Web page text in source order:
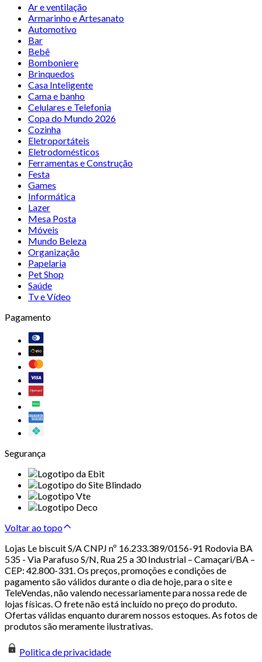
Ar e ventilação
Armarinho e Artesanato
Automotivo
Bar
Bebê
Bomboniere
Brinquedos
Casa Inteligente
Cama e banho
Celulares e Telefonia
Copa do Mundo 2026
Cozinha
Eletroportáteis
Eletrodomésticos
Ferramentas e Construção
Festa
Games
Informática
Lazer
Mesa Posta
Móveis
Mundo Beleza
Organização
Papelaria
Pet Shop
Saúde
Tv e Vídeo
Pagamento
Segurança
Voltar ao topo
Lojas Le biscuit S/A CNPJ nº 16.233.389/0156-91 Rodovia BA
535 - Via Parafuso S/N, Rua 25 a 30 Industrial – Camaçari/BA –
CEP: 42.800-331. Os preços, promoções e condições de
pagamento são válidos durante o dia de hoje, para o site e
TeleVendas, não valendo necessariamente para nossa rede de
lojas físicas. O frete não está incluído no preço do produto.
Ofertas válidas enquanto durarem nossos estoques. As fotos de
produtos são meramente ilustrativas.
Politica de privacidade